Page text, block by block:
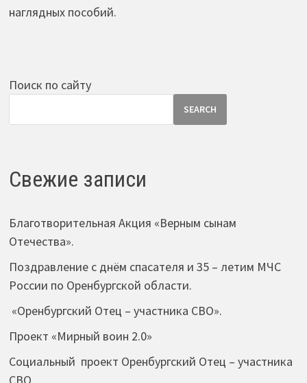
наглядных пособий.
Поиск по сайту
SEARCH
Свежие записи
Благотворительная Акция «Верным сынам
Отечества».
Поздравление с днём спасателя и 35 – летим МЧС
России по Оренбургской области.
«Оренбургский Отец – участника СВО».
Проект «Мирный воин 2.0»
Социальный проект Оренбургский Отец – участника